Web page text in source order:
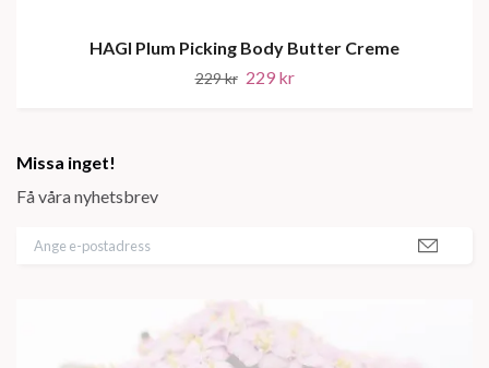
Missa inget!
Få våra nyhetsbrev
HAGI Plum Picking Body Butter Creme
229 kr 229 kr